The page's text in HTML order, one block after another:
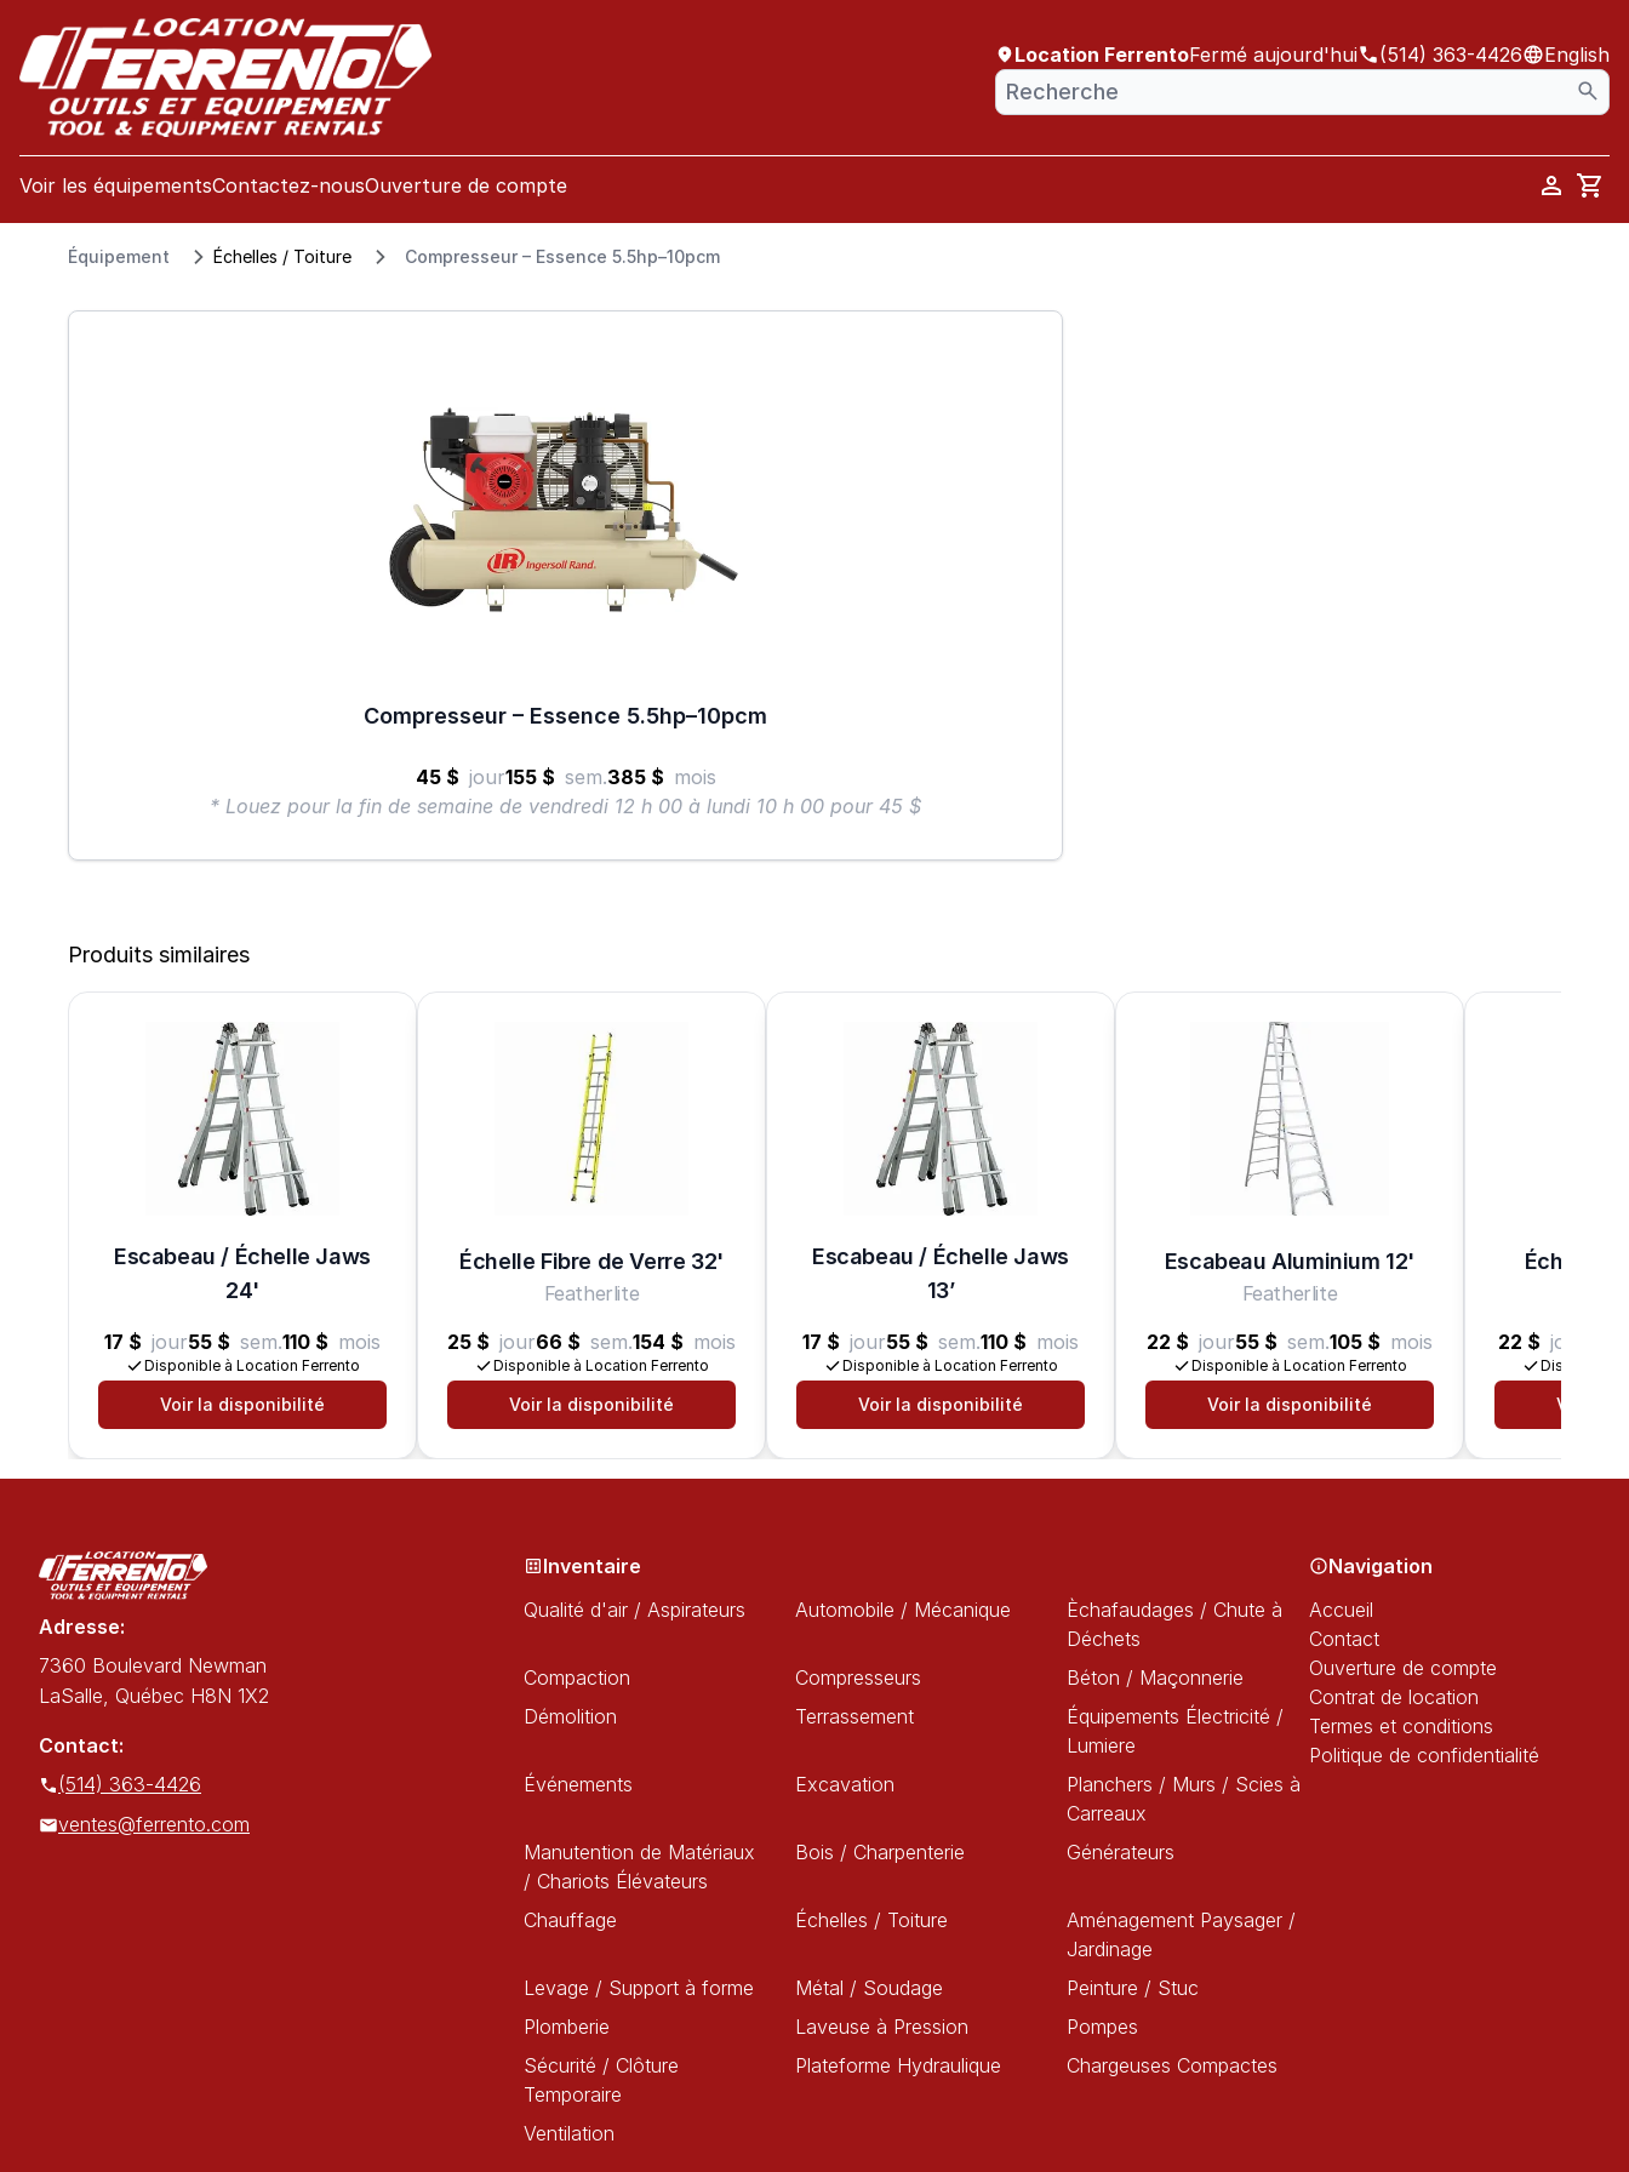
Location FerrentoFermé aujourd'hui (514) 363-4426 English
Voir les équipementsContactez-nousOuverture de compte
Cart
menu
Équipement Échelles / Toiture Compresseur – Essence 5.5hp–10pcm
Compresseur – Essence 5.5hp–10pcm
45 $ jour155 $ sem.385 $ mois
* Louez pour la fin de semaine de vendredi 12 h 00 à lundi 10 h 00 pour 45 $
Produits similaires
Escabeau / Échelle Jaws
24'
17 $ jour55 $ sem.110 $ mois
Disponible à Location Ferrento
Voir la disponibilité
Échelle Fibre de Verre 32'
Featherlite
25 $ jour66 $ sem.154 $ mois
Disponible à Location Ferrento
Voir la disponibilité
Escabeau / Échelle Jaws
13’
17 $ jour55 $ sem.110 $ mois
Disponible à Location Ferrento
Voir la disponibilité
Escabeau Aluminium 12'
Featherlite
22 $ jour55 $ sem.105 $ mois
Disponible à Location Ferrento
Voir la disponibilité
Échelle
22 $ jour
Disponible
Voir la
Adresse:
7360 Boulevard Newman
LaSalle, Québec H8N 1X2
Contact:
(514) 363-4426
ventes@ferrento.com
Inventaire
Qualité d'air / Aspirateurs
Automobile / Mécanique
Èchafaudages / Chute à
Déchets
Compaction
Compresseurs
Béton / Maçonnerie
Démolition
Terrassement
Équipements Électricité /
Lumiere
Événements
Excavation
Planchers / Murs / Scies à
Carreaux
Manutention de Matériaux
/ Chariots Élévateurs
Bois / Charpenterie Générateurs
Chauffage Échelles / Toiture
Aménagement Paysager /
Jardinage
Levage / Support à forme
Métal / Soudage
Peinture / Stuc
Plomberie
Laveuse à Pression
Pompes
Sécurité / Clôture
Temporaire
Plateforme Hydraulique Chargeuses Compactes
Ventilation
Navigation
Accueil
Contact
Ouverture de compte
Contrat de location
Termes et conditions
Politique de confidentialité